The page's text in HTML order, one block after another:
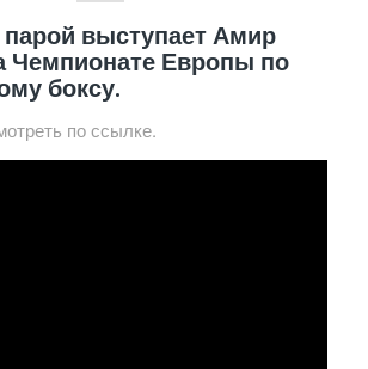
парой выступает Амир
Чемпионате Европы по
боксу.
по ссылке.